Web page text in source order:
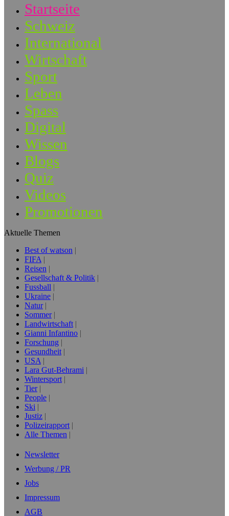
Startseite
Schweiz
International
Wirtschaft
Sport
Leben
Spass
Digital
Wissen
Blogs
Quiz
Videos
Promotionen
Aktuelle Themen
Best of watson
FIFA
Reisen
Gesellschaft & Politik
Fussball
Ukraine
Natur
Sommer
Landwirtschaft
Gianni Infantino
Forschung
Gesundheit
USA
Lara Gut-Behrami
Wintersport
Tier
People
Ski
Justiz
Polizeirapport
Alle Themen
Newsletter
Werbung / PR
Jobs
Impressum
AGB